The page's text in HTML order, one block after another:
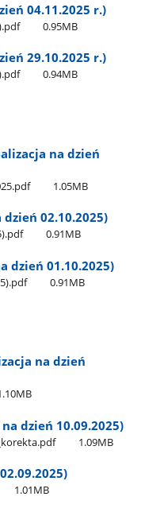
04.11.2025 r.)
0.95MB
29.10.2025 r.)
0.94MB
na dzień
1.05MB
02.10.2025)
0.91MB
dzień 01.10.2025)
0.91MB
na dzień
dzień 10.09.2025)
1.09MB
1.01MB